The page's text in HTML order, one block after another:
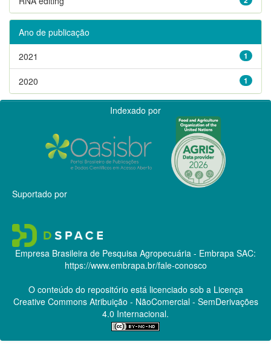
Ano de publicação
1
2021
1
2020
Indexado por
Suportado por
Empresa Brasileira de Pesquisa Agropecuária - Embrapa SAC:
https://www.embrapa.br/fale-conosco
O conteúdo do repositório está licenciado sob a Licença
Creative CommonsAtribuição - NãoComercial - SemDerivações
4.0 Internacional.